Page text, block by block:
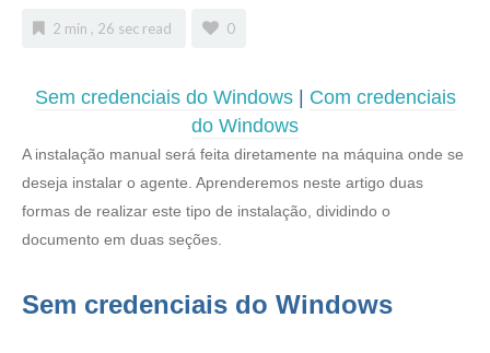
2 min , 26 sec read 0
Sem credenciais do Windows| Com credenciais
do Windows
A instalação manual será feita diretamente na máquina onde se
deseja instalar o agente. Aprenderemos neste artigo duas
formas de realizar este tipo de instalação, dividindo o
documento em duas seções.
Sem credenciais do Windows